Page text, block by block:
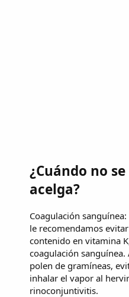
¿Cuándo no
acelga?
Coagulación
le recomendamos
contenido en vitamina
coagulación sanguínea.
polen de gramíneas,
inhalar el vapor al
rinoconjuntivitis.